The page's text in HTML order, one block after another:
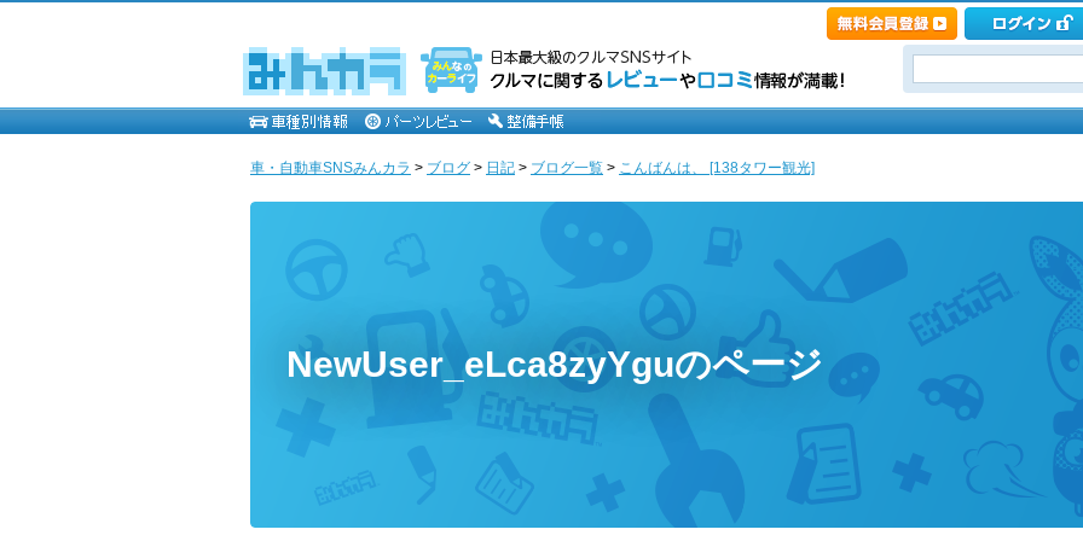
車・自動車SNSみんカラ > ブログ > 日記 > ブログ一覧 > こんばんは、 [138タワー観光]
NewUser_eLca8zyYguのページ